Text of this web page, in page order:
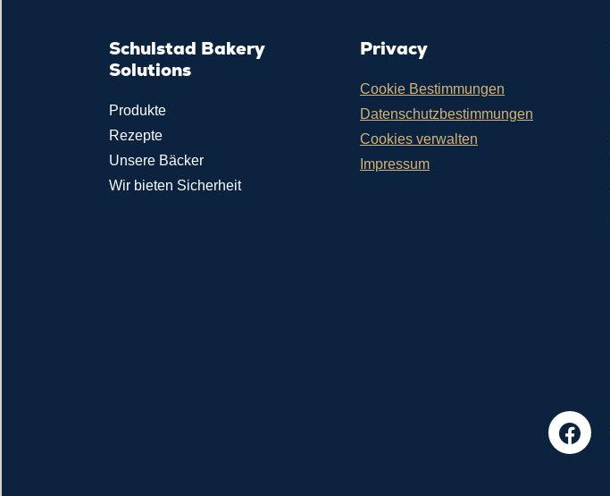
Schulstad Bakery
Solutions
Produkte
Rezepte
Unsere Bäcker
Wir bieten Sicherheit
Privacy
Cookie Bestimmungen
Datenschutzbestimmungen
Cookies verwalten
Impressum